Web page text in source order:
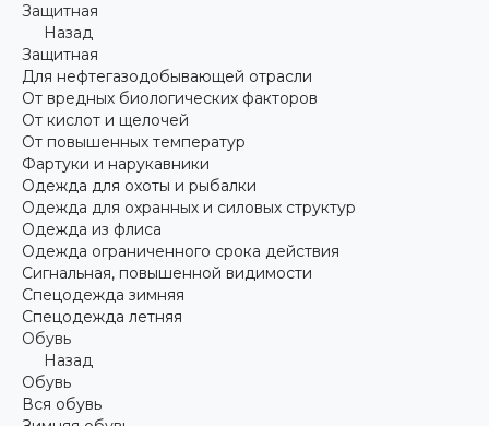
Защитная
Назад
Защитная
Для нефтегазодобывающей отрасли
От вредных биологических факторов
От кислот и щелочей
От повышенных температур
Фартуки и нарукавники
Одежда для охоты и рыбалки
Одежда для охранных и силовых структур
Одежда из флиса
Одежда ограниченного срока действия
Сигнальная, повышенной видимости
Спецодежда зимняя
Спецодежда летняя
Обувь
Назад
Обувь
Вся обувь